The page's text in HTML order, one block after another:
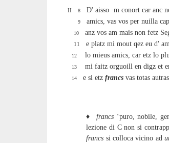
II 8 D' aisso ·m conort car anc
9 amics, vas vos per nuilla
10 anz vos am mais non fetz
11 e platz mi mout qez eu d'
12 lo mieus amics, car etz lo
13 mi faitz orguoill en digz et
14 e si etz francs vas totas
M, francs N,
♦​ francs ‘puro, nobile,
lezione di C non si
francs si colloca vicino ad